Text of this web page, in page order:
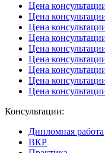
Цена
Цена
Цена
Цена
Цена
Цена
Цена
Цена
Цена
Консультации:
Дипломная работа
ВКР